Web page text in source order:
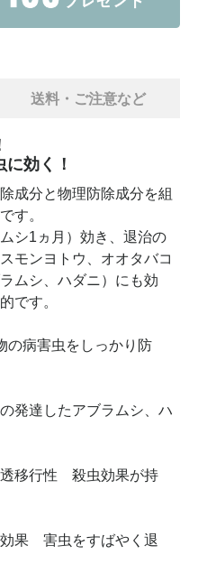
送料・ご注意など
効く！
成分と物理防除成分を組
す。
シ1ヵ月）効き、退治の
モンヨトウ、オオタバコ
ムシ、ハダニ）にも効
です。
病害虫をしっかり防
発達したアブラムシ、ハ
移行性 殺虫効果が持
果 害虫をすばやく退